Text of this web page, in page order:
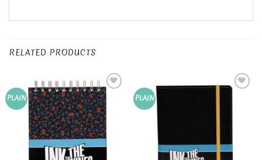
RELATED PRODUCTS
PLAIN
Add to
Wishlist
PLAIN
Add to
Wishlist